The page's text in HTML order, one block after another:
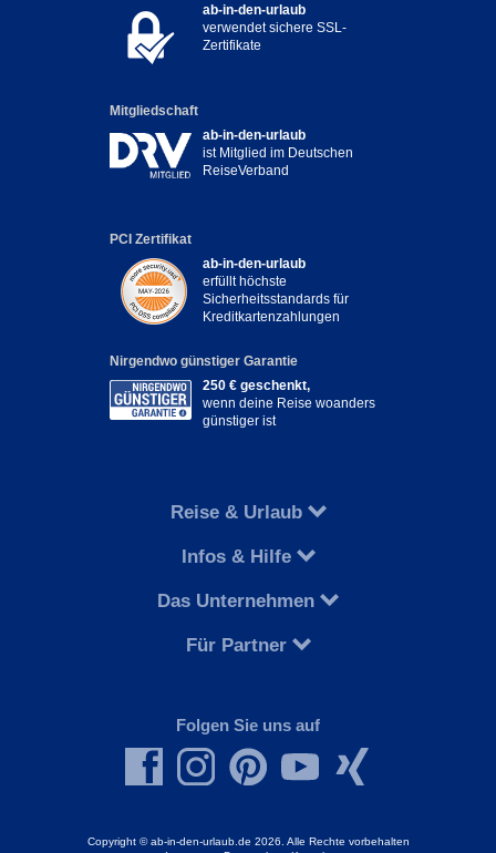
ab-in-den-urlaub
verwendet sichere SSL-
Zertifikate
Mitgliedschaft
ab-in-den-urlaub
ist Mitglied im Deutschen
ReiseVerband
PCI Zertifikat
ab-in-den-urlaub
erfüllt höchste
Sicherheitsstandards für
Kreditkartenzahlungen
Nirgendwo günstiger Garantie
250 € geschenkt,
wenn deine Reise woanders
günstiger ist
Reise & Urlaub
Infos & Hilfe
Das Unternehmen
Für Partner
Folgen Sie uns auf
Copyright © ab-in-den-urlaub.de 2026. Alle Rechte vorbehalten